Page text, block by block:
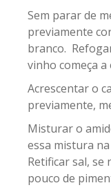
Sem parar de
previamente
branco.
vinho começa a
Acrescentar o
previamente,
Misturar o
essa mistura
Retificar sal, se
pouco de